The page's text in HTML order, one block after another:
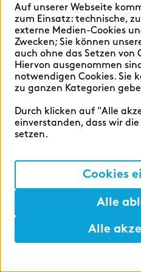
umfangreichen
du nach erfolgreich
Ausbildung gute
übernommen zu
Ausbildung unterstützt
Lehrjahr und steht dir
deinem:deiner
Weiterbildung und
zeb.business school
Möglichkeit zur
Zertifikatskurse zu
Themen. Die
Auf unserer Webseite
zum Einsatz: technische,
externe Medien-Cookies
Zwecken; Sie können
auch ohne das Setzen von
Hiervon ausgenommen
notwendigen Cookies. Sie
zu ganzen Kategorien
Durch klicken auf "Alle
einverstanden, dass wir
setzen.
Cookies
Alle
Alle